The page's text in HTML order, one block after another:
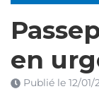
en
Publié le 12/01/